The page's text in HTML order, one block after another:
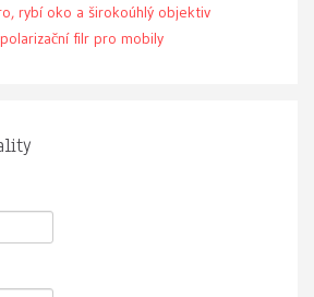
rybí oko a širokoúhlý objektiv
filr pro mobily